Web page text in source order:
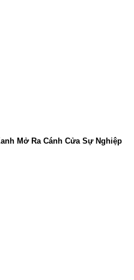
Mở Ra Cánh Cửa Sự Nghiệp